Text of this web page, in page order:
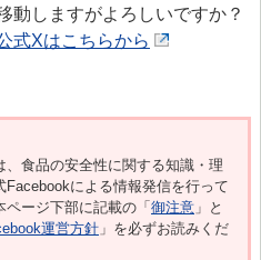
動しますがよろしいですか？
式Xはこちらから
食品の安全性に関する知識・理
による情報発信を行って
ージ下部に記載の「 御注意 」と
運営方針 」を必ずお読みくだ